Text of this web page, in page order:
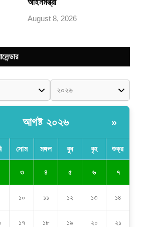
আইনমন্ত্রী
August 8, 2026
আগষ্ট ২০২৬ »
সোম মঙ্গল বুধ বৃহ শুক্র
৩ ৪ ৫ ৬ ৭
১০ ১১ ১২ ১৩ ১৪
১৭ ১৮ ১৯ ২০ ২১